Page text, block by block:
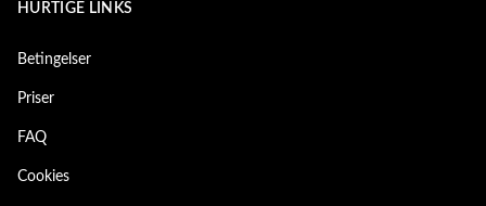
HURTIGE LINKS
Betingelser
Priser
FAQ
Cookies